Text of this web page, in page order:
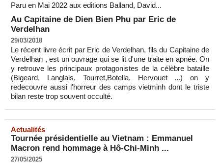
Paru en Mai 2022 aux editions Balland, David...
Au Capitaine de Dien Bien Phu par Eric de
Verdelhan
29/03/2018
Le récent livre écrit par Eric de Verdelhan, fils du Capitaine de
Verdelhan , est un ouvrage qui se lit d'une traite en apnée. On
y retrouve les principaux protagonistes de la célèbre bataille
(Bigeard, Langlais, Tourret,Botella, Hervouet ...) on y
redecouvre aussi l'horreur des camps vietminh dont le triste
bilan reste trop souvent occulté.
Actualités
Tournée présidentielle au Vietnam : Emmanuel
Macron rend hommage à Hô-Chi-Minh ...
27/05/2025